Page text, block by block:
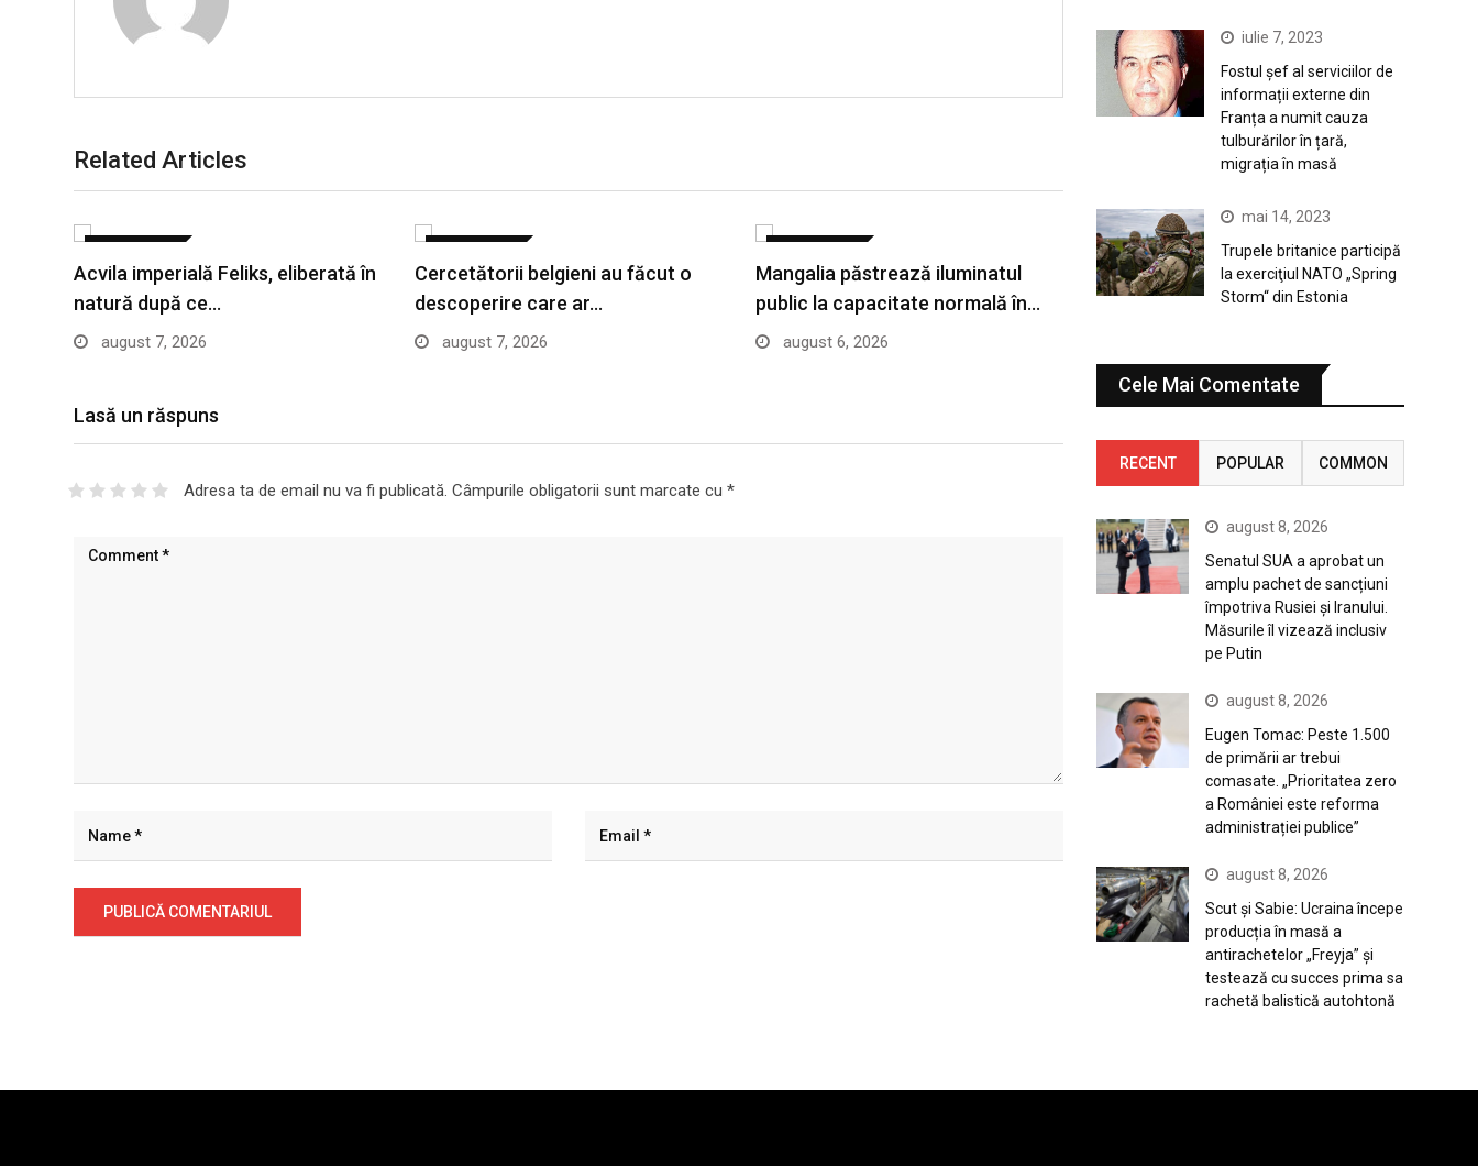
Related Articles
Acvila imperială Feliks, eliberată în
natură după ce…
august 7, 2026
Cercetătorii belgieni au făcut o
descoperire care ar…
august 7, 2026
Mangalia păstrează iluminatul
public la capacitate normală în…
august 6, 2026
Lasă un răspuns
Adresa ta de email nu va fi publicată. Câmpurile obligatorii sunt marcate cu *
iulie 7, 2023
Fostul șef al serviciilor de
informații externe din
Franța a numit cauza
tulburărilor în țară,
migrația în masă
mai 14, 2023
Trupele britanice participă
la exerciţiul NATO „Spring
Storm“ din Estonia
Cele Mai Comentate
RECENT POPULAR COMMON
august 8, 2026
Senatul SUA a aprobat un
amplu pachet de sancțiuni
împotriva Rusiei și Iranului.
Măsurile îl vizează inclusiv
pe Putin
august 8, 2026
Eugen Tomac: Peste 1.500
de primării ar trebui
comasate. „Prioritatea zero
a României este reforma
administrației publice”
august 8, 2026
Scut și Sabie: Ucraina începe
producția în masă a
antirachetelor „Freyja” și
testează cu succes prima sa
rachetă balistică autohtonă